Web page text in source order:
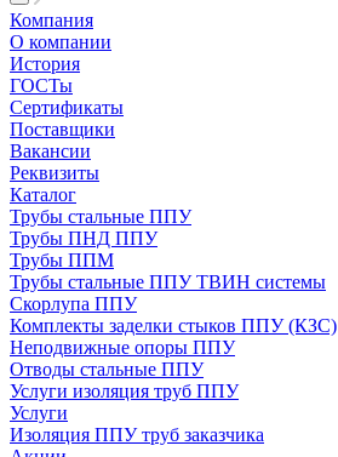
Компания
О компании
История
ГОСТы
Сертификаты
Поставщики
Вакансии
Реквизиты
Каталог
Трубы стальные ППУ
Трубы ПНД ППУ
Трубы ППМ
Трубы стальные ППУ ТВИН системы
Скорлупа ППУ
Комплекты заделки стыков ППУ (КЗС)
Неподвижные опоры ППУ
Отводы стальные ППУ
Услуги изоляция труб ППУ
Услуги
Изоляция ППУ труб заказчика